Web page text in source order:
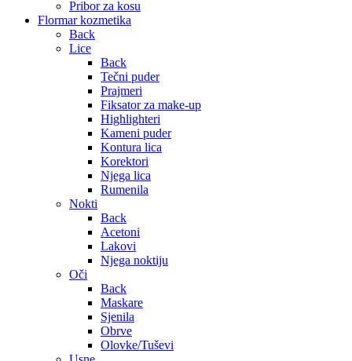
Pribor za kosu
Flormar kozmetika
Back
Lice
Back
Tečni puder
Prajmeri
Fiksator za make-up
Highlighteri
Kameni puder
Kontura lica
Korektori
Njega lica
Rumenila
Nokti
Back
Acetoni
Lakovi
Njega noktiju
Oči
Back
Maskare
Sjenila
Obrve
Olovke/Tuševi